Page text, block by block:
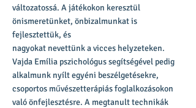
változatossá. A játékokon keresztül
önismeretünket, önbizalmunkat is
fejlesztettük, és
nagyokat nevettünk a vicces helyzeteken.
Vajda Emília pszichológus segítségével pedig
alkalmunk nyílt egyéni beszélgetésekre,
csoportos művészetterápiás foglalkozásokon
való önfejlesztésre. A megtanult technikák